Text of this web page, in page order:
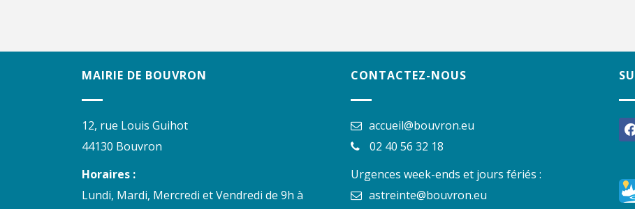
MAIRIE DE BOUVRON
12, rue Louis Guihot
44130 Bouvron
Horaires :
Lundi, Mardi, Mercredi et Vendredi de 9h à
CONTACTEZ-NOUS
accueil@bouvron.eu
02 40 56 32 18
Urgences week-ends et jours fériés :
astreinte@bouvron.eu